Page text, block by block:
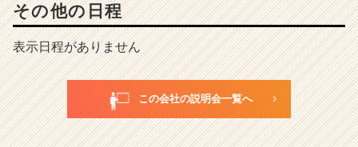
その他の日程
表示日程がありません
この会社の説明会一覧へ